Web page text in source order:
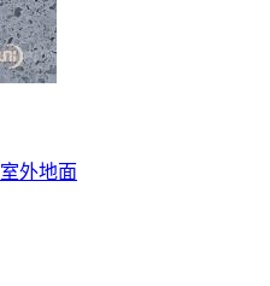
室外地面